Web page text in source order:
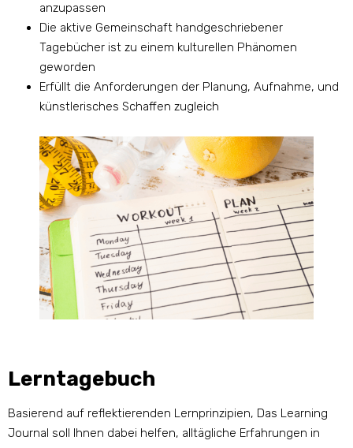
anzupassen
Die aktive Gemeinschaft handgeschriebener
Tagebücher ist zu einem kulturellen Phänomen
geworden
Erfüllt die Anforderungen der Planung, Aufnahme, und
künstlerisches Schaffen zugleich
Lerntagebuch
Basierend auf reflektierenden Lernprinzipien, Das Learning
Journal soll Ihnen dabei helfen, alltägliche Erfahrungen in